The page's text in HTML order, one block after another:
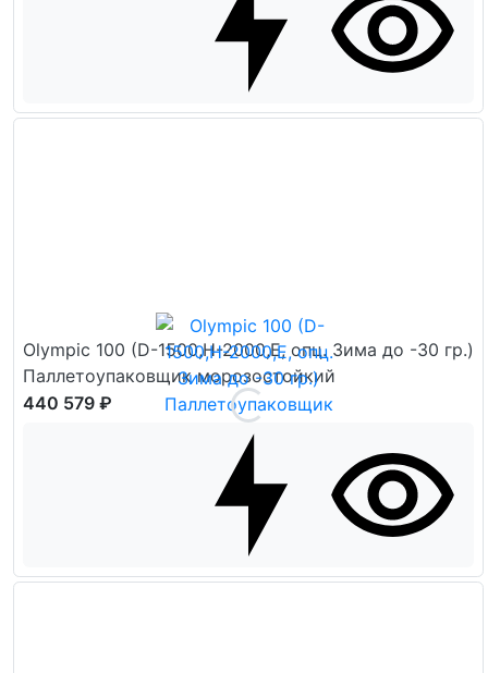
Olympic 100 (D-1500,H-2000,E, опц. Зима до -30 гр.)
Паллетоупаковщик морозостойкий
440 579 ₽